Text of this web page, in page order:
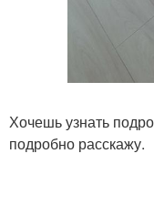
Хочешь узнать
подробно расскажу.